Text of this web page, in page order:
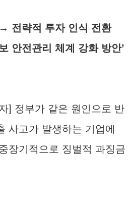
전략적 투자 인식 전환
안전관리 체계 강화 방안’
] 정부가 같은 원인으로 반
사고가 발생하는 기업에
장기적으로 징벌적 과징금